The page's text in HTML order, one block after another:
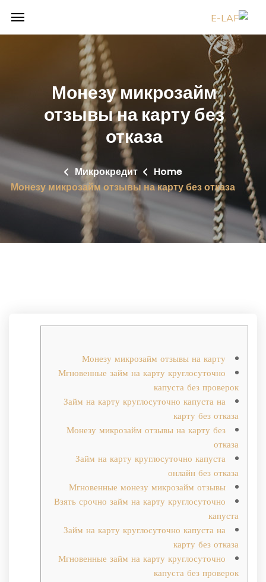
Монезу микрозайм
отзывы на карту без
отказа
Home
Микрокредит
Монезу микрозайм отзывы на карту без отказа
Монезу микрозайм отзывы на карту
Мгновенные займ на карту круглосуточно
капуста без проверок
Займ на карту круглосуточно капуста на
карту без отказа
Монезу микрозайм отзывы на карту без
отказа
Займ на карту круглосуточно капуста
онлайн без отказа
Мгновенные монезу микрозайм отзывы
Взять срочно займ на карту круглосуточно
капуста
Займ на карту круглосуточно капуста на
карту без отказа
Мгновенные займ на карту круглосуточно
капуста без проверок